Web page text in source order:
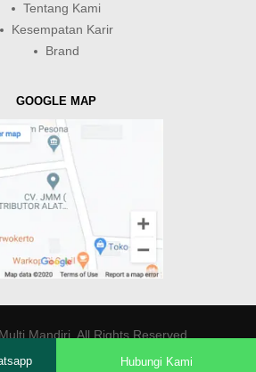
Tentang Kami
Kesempatan Karir
Brand
GOOGLE MAP
Mandiri. All Rights Reserved.
Hubungi Kami